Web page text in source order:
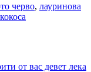
черво, лауринова
от вас девет лека